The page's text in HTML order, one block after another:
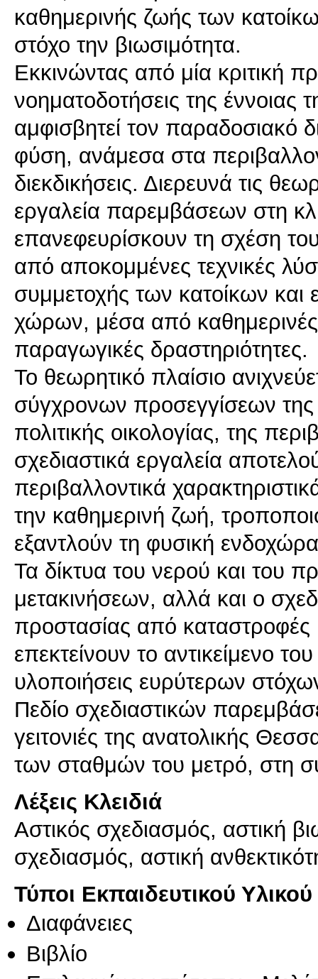
καθημερινής ζωής των
στόχο την βιωσιμότητα.
Εκκινώντας από μία κριτική
νοηματοδοτήσεις της έννοιας
αμφισβητεί τον παραδοσιακό
φύση, ανάμεσα στα
διεκδικήσεις. Διερευνά τις
εργαλεία παρεμβάσεων στη
επανεφευρίσκουν τη σχέση
από αποκομμένες τεχνικές
συμμετοχής των κατοίκων
χώρων, μέσα από
παραγωγικές δραστηριότητες.
Το θεωρητικό πλαίσιο
σύγχρονων προσεγγίσεων της
πολιτικής οικολογίας, της
σχεδιαστικά εργαλεία
περιβαλλοντικά
την καθημερινή ζωή,
εξαντλούν τη φυσική
Τα δίκτυα του νερού και του
μετακινήσεων, αλλά και ο
προστασίας από καταστροφές
επεκτείνουν το αντικείμενο
υλοποιήσεις ευρύτερων
Πεδίο σχεδιαστικών
γειτονιές της ανατολικής
Λέξεις Κλειδιά
Αστικός σχεδιασμός, αστική
σχεδιασμός, αστική
Τύποι Εκπαιδευτικού Υλικού
Διαφάνειες
Βιβλίο